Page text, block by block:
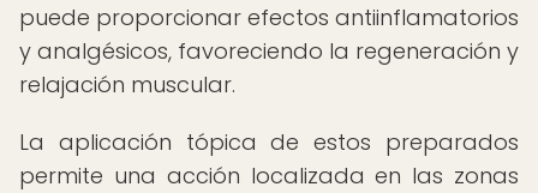
puede proporcionar efectos antiinflamatorios
y analgésicos, favoreciendo la regeneración y
relajación muscular.
La aplicación tópica de estos preparados
permite una acción localizada en las zonas